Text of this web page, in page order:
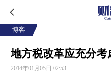
博客
地方税改革应充分
2014年01月05日 02:53